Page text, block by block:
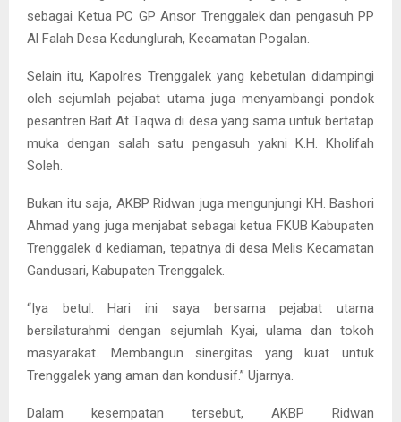
sebagai Ketua PC GP Ansor Trenggalek dan pengasuh PP
Al Falah Desa Kedunglurah, Kecamatan Pogalan.
Selain itu, Kapolres Trenggalek yang kebetulan didampingi
oleh sejumlah pejabat utama juga menyambangi pondok
pesantren Bait At Taqwa di desa yang sama untuk bertatap
muka dengan salah satu pengasuh yakni K.H. Kholifah
Soleh.
Bukan itu saja, AKBP Ridwan juga mengunjungi KH. Bashori
Ahmad yang juga menjabat sebagai ketua FKUB Kabupaten
Trenggalek d kediaman, tepatnya di desa Melis Kecamatan
Gandusari, Kabupaten Trenggalek.
“Iya betul. Hari ini saya bersama pejabat utama
bersilaturahmi dengan sejumlah Kyai, ulama dan tokoh
masyarakat. Membangun sinergitas yang kuat untuk
Trenggalek yang aman dan kondusif.” Ujarnya.
Dalam kesempatan tersebut, AKBP Ridwan